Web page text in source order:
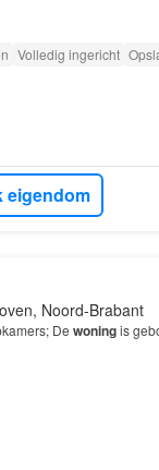
Volledig ingericht
eigendom
Noord-Brabant
De woningis